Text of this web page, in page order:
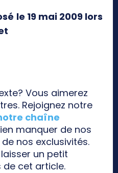
le 19 mai 2009 lors
Vous aimerez
Rejoignez notre
chaîne
manquer de nos
nos exclusivités.
un petit
cet article.